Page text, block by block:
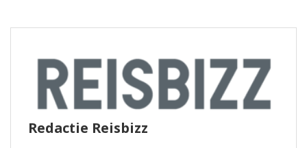
Redactie Reisbizz